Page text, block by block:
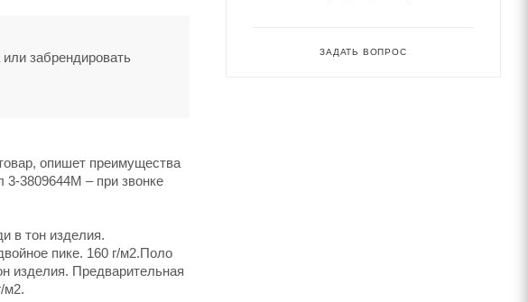
забрендировать
опишет преимущества
3809644M – при звонке
в тон изделия.
пике. 160 г/м2.Поло
изделия. Предварительная
м2.
ЗАДАТЬ ВОПРОС